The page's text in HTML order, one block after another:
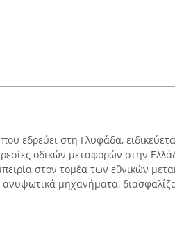
εδρεύει στη Γλυφάδα,
οδικών μεταφορών στην
στον τομέα των εθνικών
ανυψωτικά μηχανήματα,